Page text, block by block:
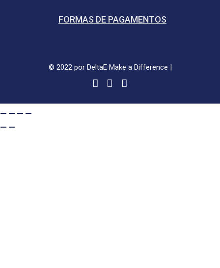
FORMAS DE PAGAMENTOS
© 2022 por DeltaE Make a Difference |